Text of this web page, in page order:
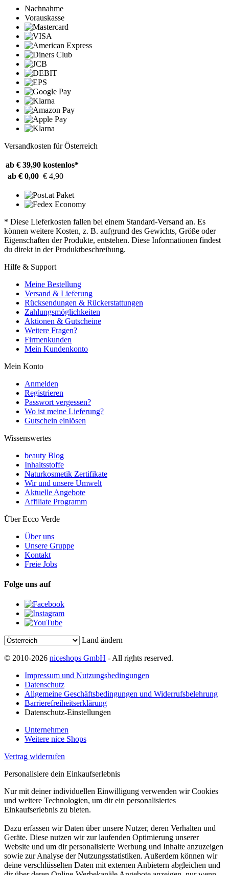
Nachnahme
Vorauskasse
Versandkosten für Österreich
ab € 39,90 kostenlos*
ab € 0,00 € 4,90
* Diese Lieferkosten fallen bei einem Standard-Versand an. Es
können weitere Kosten, z. B. aufgrund des Gewichts, Größe oder
Eigenschaften der Produkte, entstehen. Diese Informationen findest
du direkt in der Produktbeschreibung.
Hilfe & Support
Meine Bestellung
Versand & Lieferung
Rücksendungen & Rückerstattungen
Zahlungsmöglichkeiten
Aktionen & Gutscheine
Weitere Fragen?
Firmenkunden
Mein Kundenkonto
Mein Konto
Anmelden
Registrieren
Passwort vergessen?
Wo ist meine Lieferung?
Gutschein einlösen
Wissenswertes
beauty Blog
Inhaltsstoffe
Naturkosmetik Zertifikate
Wir und unsere Umwelt
Aktuelle Angebote
Affiliate Programm
Über Ecco Verde
Über uns
Unsere Gruppe
Kontakt
Freie Jobs
Folge uns auf
Land ändern
© 2010-2026 niceshops GmbH - All rights reserved.
Impressum und Nutzungsbedingungen
Datenschutz
Allgemeine Geschäftsbedingungen und Widerrufsbelehrung
Barrierefreiheitserklärung
Datenschutz-Einstellungen
Unternehmen
Weitere nice Shops
Vertrag widerrufen
Personalisiere dein Einkaufserlebnis
Nur mit deiner individuellen Einwilligung verwenden wir Cookies
und weitere Technologien, um dir ein personalisiertes
Einkaufserlebnis zu bieten.
Dazu erfassen wir Daten über unsere Nutzer, deren Verhalten und
Geräte. Diese nutzen wir zur laufenden Optimierung unserer
Website und um dir personalisierte Werbung und Inhalte anzuzeigen
sowie zur Analyse der Nutzungsstatistiken. Außerdem können wir
deine verschlüsselten Daten mit externen Anbietern abgleichen und